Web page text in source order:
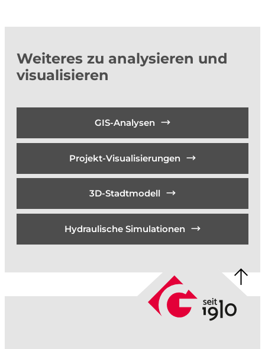
Weiteres zu analysieren und
visualisieren
GIS-Analysen
Projekt-Visualisierungen
3D-Stadtmodell
Hydraulische Simulationen